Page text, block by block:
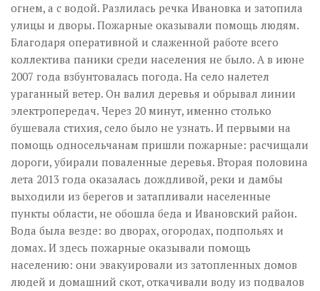
огнем, а с водой. Разлилась речка Ивановка и затопила
улицы и дворы. Пожарные оказывали помощь людям.
Благодаря оперативной и слаженной работе всего
коллектива паники среди населения не было. А в июне
2007 года взбунтовалась погода. На село налетел
ураганный ветер. Он валил деревья и обрывал линии
электропередач. Через 20 минут, именно столько
бушевала стихия, село было не узнать. И первыми на
помощь односельчанам пришли пожарные: расчищали
дороги, убирали поваленные деревья. Вторая половина
лета 2013 года оказалась дождливой, реки и дамбы
выходили из берегов и затапливали населенные
пункты области, не обошла беда и Ивановский район.
Вода была везде: во дворах, огородах, подпольях и
домах. И здесь пожарные оказывали помощь
населению: они эвакуировали из затопленных домов
людей и домашний скот, откачивали воду из подвалов